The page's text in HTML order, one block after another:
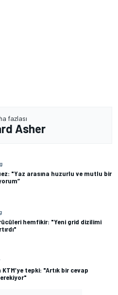
fazlası
Asher
"Yaz arasına huzurlu ve mutlu bir
hemfikir: "Yeni grid dizilimi
tepki: "Artık bir cevap